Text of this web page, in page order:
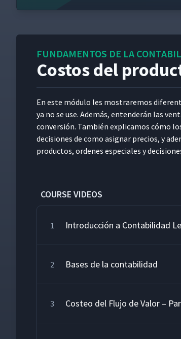
FUNDAMENTOS DE LA
Costos del
En este módu­lo les mostraremos
ya no se use. Además, enten­derán las
con­ver­sión. Tam­bién expli­camos cómo
deci­siones de como asig­nar pre­cios, y
pro­duc­tos, ordenes espe­ciales y
COURSE VIDEOS
1 Introducción a Contabilidad
2 Bases de la contabilidad
3 Costeo del Flujo de Valor –